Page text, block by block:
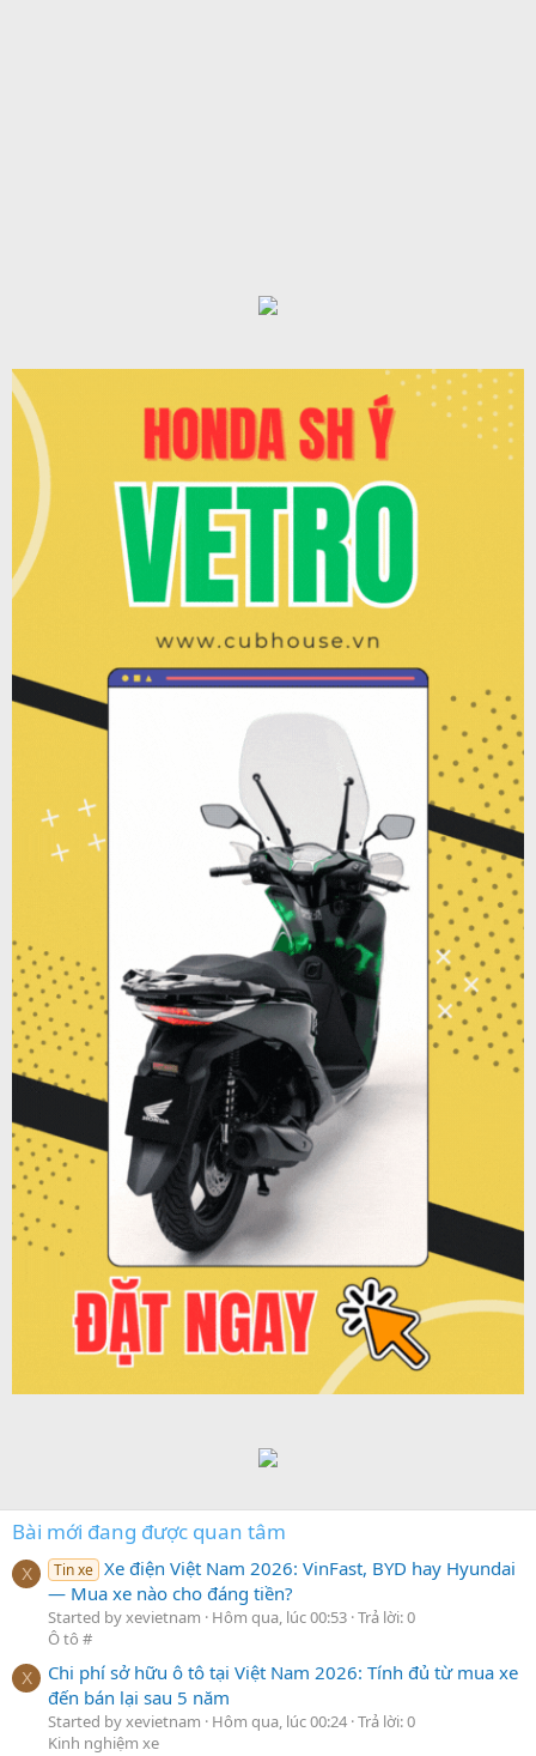
Bài mới đang được quan tâm
X Tin xe Xe điện Việt Nam 2026: VinFast, BYD hay Hyundai
— Mua xe nào cho đáng tiền?
Started by xevietnam Hôm qua, lúc 00:53 Trả lời: 0
Ô tô #
X
Chi phí sở hữu ô tô tại Việt Nam 2026: Tính đủ từ mua xe
đến bán lại sau 5 năm
Started by xevietnam Hôm qua, lúc 00:24 Trả lời: 0
Kinh nghiệm xe